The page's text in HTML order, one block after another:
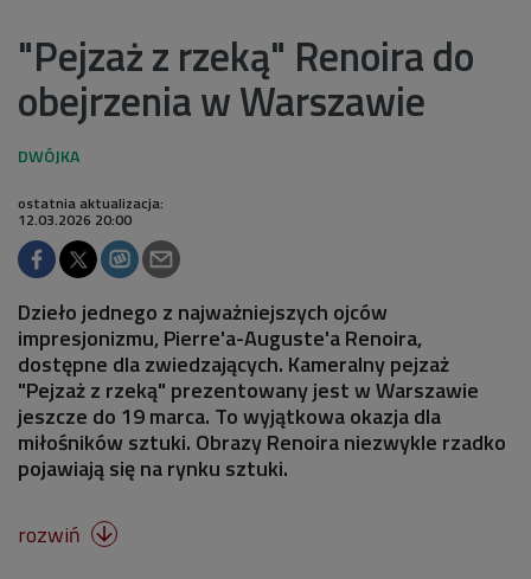
"Pejzaż z rzeką" Renoira do
obejrzenia w Warszawie
ostatnia aktualizacja:
12.03.2026 20:00
Dzieło jednego z najważniejszych ojców
impresjonizmu, Pierre'a-Auguste'a Renoira,
dostępne dla zwiedzających. Kameralny pejzaż
"Pejzaż z rzeką" prezentowany jest w Warszawie
jeszcze do 19 marca. To wyjątkowa okazja dla
miłośników sztuki. Obrazy Renoira niezwykle rzadko
pojawiają się na rynku sztuki.
rozwiń 